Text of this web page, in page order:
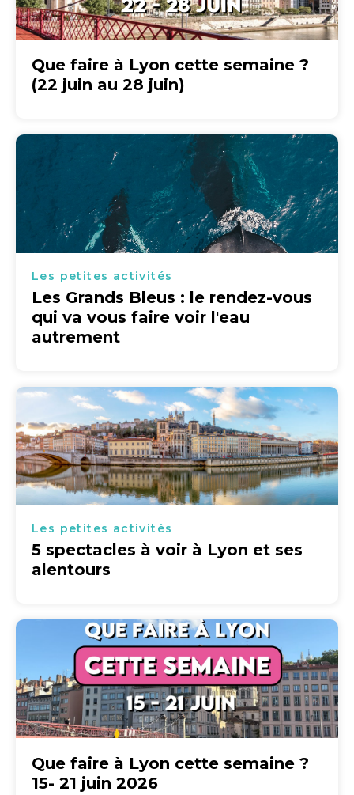
Que faire à Lyon cette semaine ?
(22 juin au 28 juin)
Les petites activités
Les Grands Bleus : le rendez-vous
qui va vous faire voir l'eau
autrement
Les petites activités
5 spectacles à voir à Lyon et ses
alentours
Que faire à Lyon cette semaine ?
15- 21 juin 2026